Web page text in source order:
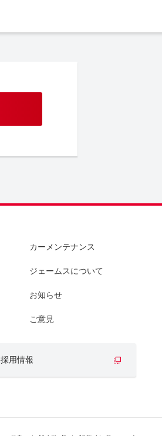
カーメンテナンス
ジェームスについて
お知らせ
ご意見
採用情報